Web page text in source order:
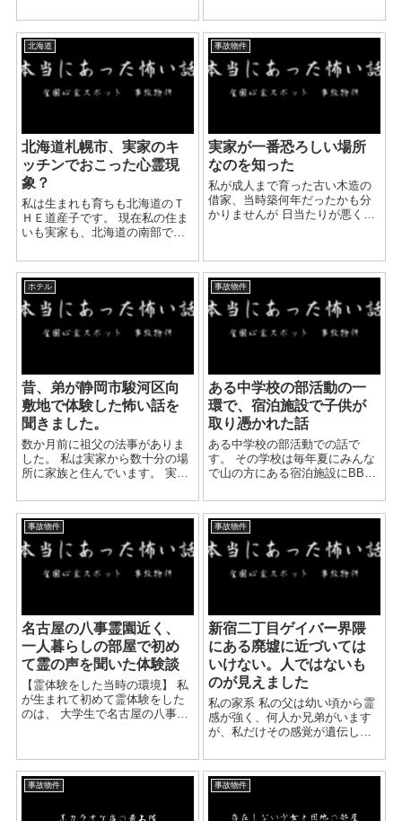
す。 多くの住民が住めるよう
に、高層的な団地ビルをたくさ
ん作りました。 高島平団地は東
京らしく、１０階建て以上...
た。 きっと錯覚か何かだろうと
考えていました。 私の家に...
北海道
北海道札幌市、実家のキ
ッチンでおこった心霊現
象？
私は生まれも育ちも北海道のＴ
ＨＥ道産子です。 現在私の住ま
いも実家も、北海道の南部で
のは、私の実家のことです。 た
くさん経験した中のひとつをお
話したいと思います。 まだ独身
だったある日の...
事故物件
実家が一番恐ろしい場所
なのを知った
私が成人まで育った古い木造の
借家、当時築何年だったかも分
かりませんが 日当たりが悪くす
親戚付き合いが多くあり、 そん
な古い家でも年に何度かは隣の
県に住む従兄弟も遊び...
ホテル
昔、弟が静岡市駿河区向
敷地で体験した怖い話を
聞きました。
数か月前に祖父の法事がありま
した。 私は実家から数十分の場
所に家族と住んでいます。 実家
す。 弟は清掃の会社の部門で働
いて頑張っています。 何かと研
修や出張も多く、最近は実家に
よっても居ない...
事故物件
ある中学校の部活動の一
環で、宿泊施設で子供が
取り憑かれた話
ある中学校の部活動での話で
す。 その学校は毎年夏にみんな
で山の方にある宿泊施設にBBQ
た。 大勢での宿泊はほぼその宿
泊施設を利用します。 その中学
校がある町ではとても有名な宿
泊施設ですが、悪い話...
事故物件
名古屋の八事霊園近く、
一人暮らしの部屋で初め
て霊の声を聞いた体験談
【霊体験をした当時の環境】 私
が生まれて初めて霊体験をした
のは、 大学生で名古屋の八事霊
初めてだったので、ちょっと夜
一人で寝るのが怖いなとは感じ
ていました。 ...
事故物件
新宿二丁目ゲイバー界隈
にある廃墟に近づいては
いけない。人ではないも
のが見えました
私の家系 私の父は幼い頃から霊
感が強く、何人か兄弟がいます
が、私だけその感覚が遺伝して
ませんが、いるのがわかるとい
うか、霧のような形で見え、何
故か感情などはダイレクトに伝
事故物件 事故物件